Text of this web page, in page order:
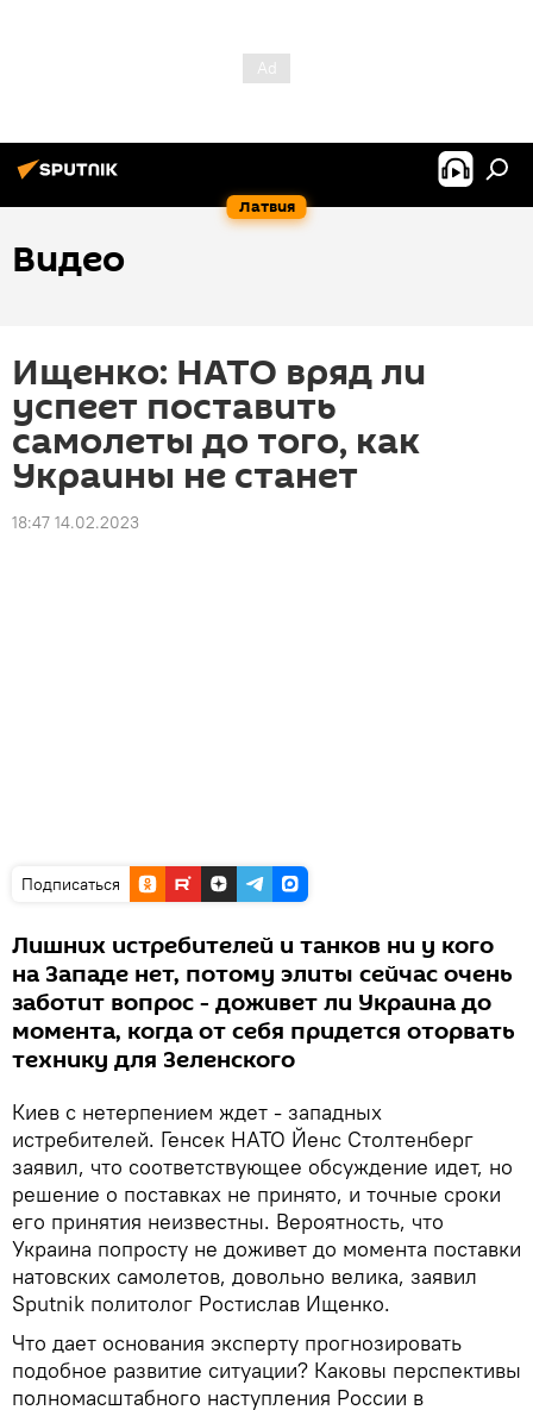
Латвия
Видео
Ищенко: НАТО вряд ли
успеет поставить
самолеты до того, как
Украины не станет
18:47 14.02.2023
Подписаться
Лишних истребителей и танков ни у кого
на Западе нет, потому элиты сейчас очень
заботит вопрос - доживет ли Украина до
момента, когда от себя придется оторвать
технику для Зеленского
Киев с нетерпением ждет - западных
истребителей. Генсек НАТО Йенс Столтенберг
заявил, что соответствующее обсуждение идет, но
решение о поставках не принято, и точные сроки
его принятия неизвестны. Вероятность, что
Украина попросту не доживет до момента поставки
натовских самолетов, довольно велика, заявил
Sputnik политолог Ростислав Ищенко.
Что дает основания эксперту прогнозировать
подобное развитие ситуации? Каковы перспективы
полномасштабного наступления России в